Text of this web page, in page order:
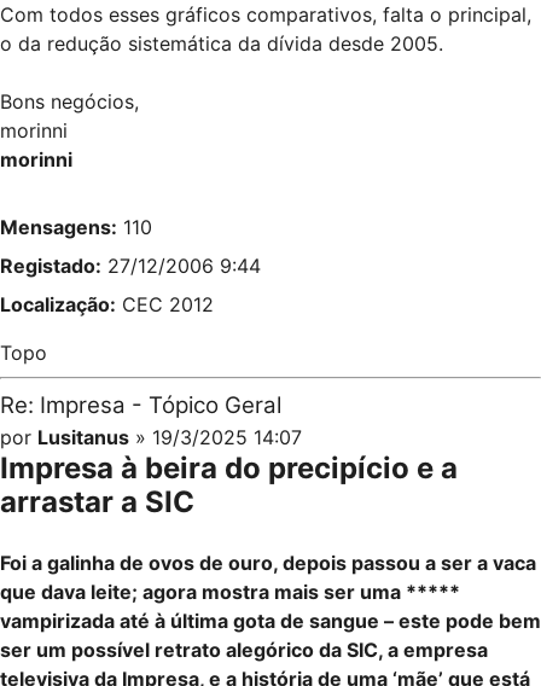
Com todos esses gráficos comparativos, falta o principal,
o da redução sistemática da dívida desde 2005.
Bons negócios,
morinni
morinni
Mensagens: 110
Registado: 27/12/2006 9:44
Localização: CEC 2012
Topo
Re: Impresa - Tópico Geral
por Lusitanus » 19/3/2025 14:07
Impresa à beira do precipício e a
arrastar a SIC
Foi a galinha de ovos de ouro, depois passou a ser a vaca
que dava leite; agora mostra mais ser uma *****
vampirizada até à última gota de sangue – este pode bem
ser um possível retrato alegórico da SIC, a empresa
televisiva da Impresa, e a história de uma ‘mãe’ que está